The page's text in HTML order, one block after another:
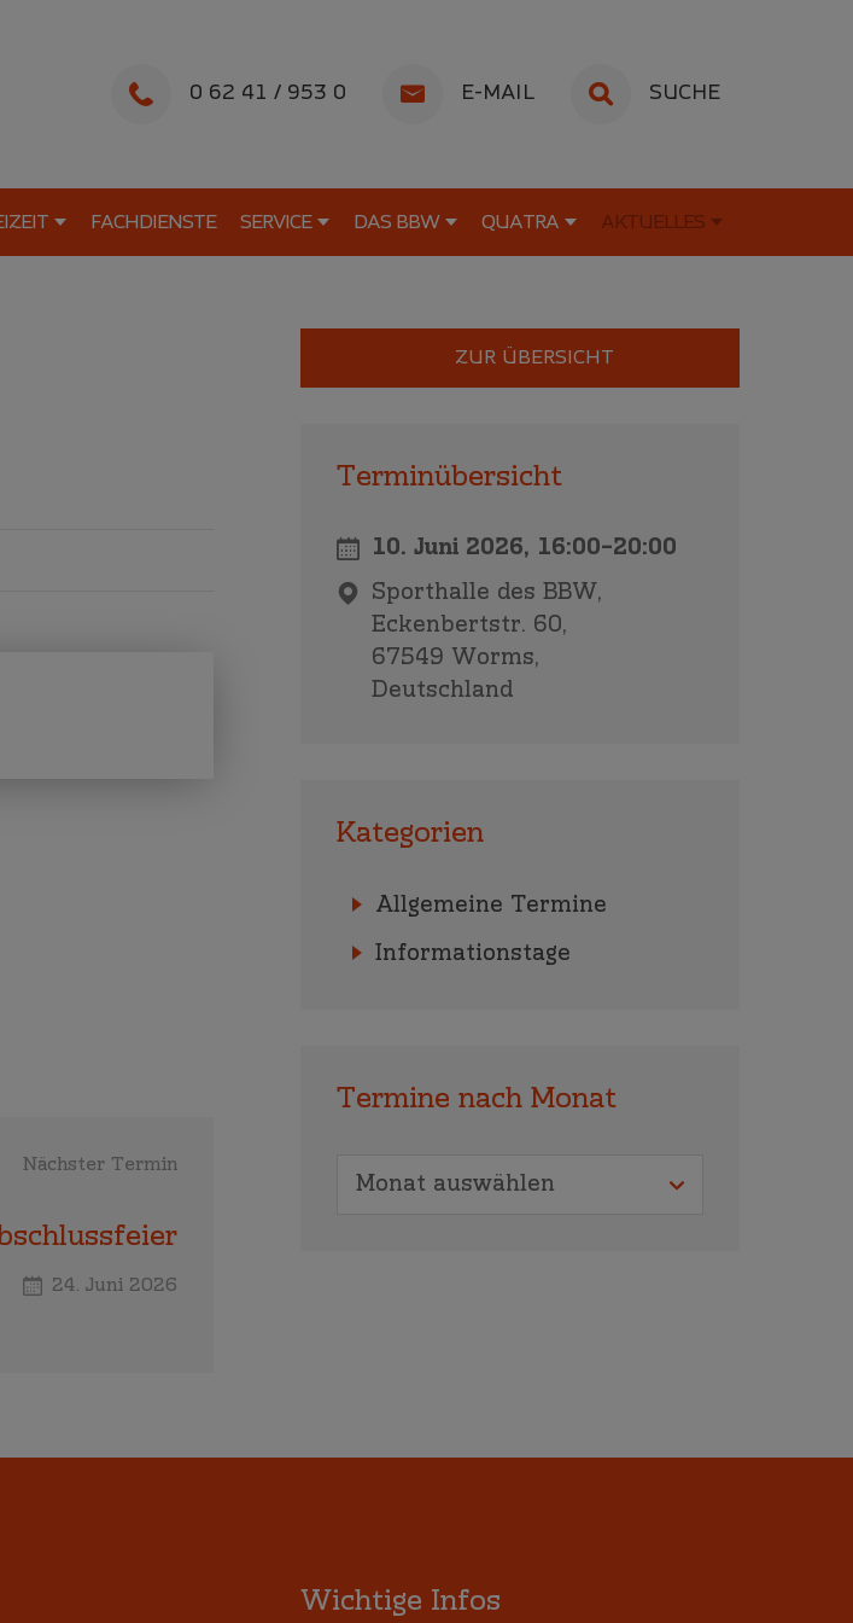
0 62 41 / 953 0 E-MAIL SUCHE
FACHDIENSTE SERVICE DAS BBW QUATRA AKTUELLES
Nächster Termin
24. Juni 2026
ZUR ÜBERSICHT
Terminübersicht
10. Juni 2026, 16:00–20:00
Sporthalle des BBW,
Eckenbertstr. 60,
67549 Worms,
Deutschland
Kategorien
Allgemeine Termine
Informationstage
Termine nach Monat
Wichtige Infos